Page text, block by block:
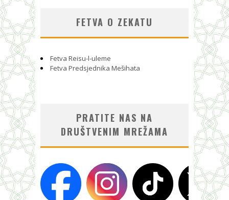
FETVA O ZEKATU
Fetva Reisu-l-uleme
Fetva Predsjednika Mešihata
PRATITE NAS NA
DRUŠTVENIM MREŽAMA